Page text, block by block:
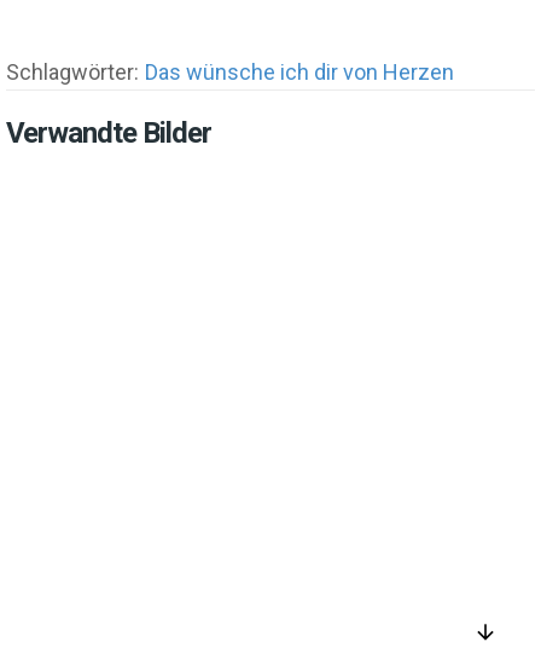
Schlagwörter: Das wünsche ich dir von Herzen
Verwandte Bilder
arrow_downward